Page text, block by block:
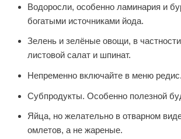
Водоросли, особенно ламинария и
богатыми источниками йода.
Зелень и зелёные овощи, в
листовой салат и шпинат.
Непременно включайте в меню редис.
Субпродукты. Особенно полезной
Яйца, но желательно в отварном
омлетов, а не жареные.